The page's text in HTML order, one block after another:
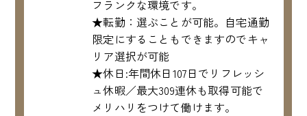
フランクな環境です。
★転勤：選ぶことが可能。自宅通勤
限定にすることもできますのでキャ
リア選択が可能
★休日:年間休日107日でリフレッシ
ュ休暇／最大309連休も取得可能で
メリハリをつけて働けます。